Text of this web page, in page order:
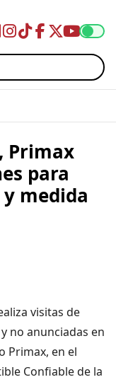
Primax
para
medida
visitas de
no anunciadas en
Primax, en el
Confiable de la